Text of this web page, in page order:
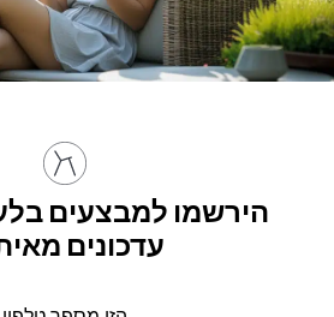
הירשמו למבצעים
עדכונים